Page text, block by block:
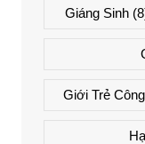
Giáng Sinh
Giới Trẻ